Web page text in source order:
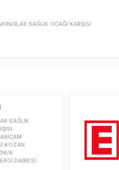
SAĞLIK OCAĞI KARŞISI
SAĞLIK
KOZAN
A
DAİRESİ